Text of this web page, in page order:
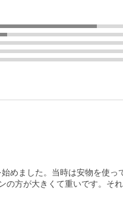
めました。当時は安物を使っ
の方が大きくて重いです。そ